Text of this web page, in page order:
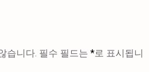
습니다. 필수 필드는 *로 표시됩니